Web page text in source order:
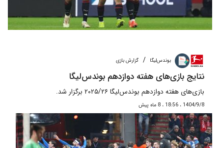
بوندس‌لیگا / گزارش بازی
نتایج بازی‌های هفته دوازدهم بوندس‌لیگا
بازی‌های هفته دوازدهم بوندس‌لیگا ۲۰۲۵/۲۶ برگزار شد.
1404/9/8 ، 18:56 ، 8 ماه پیش